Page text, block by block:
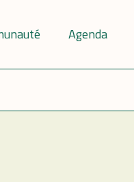
Agenda